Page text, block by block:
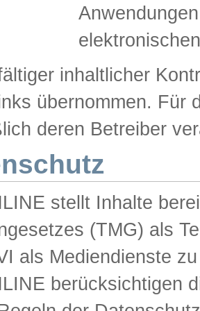
inhaltlicher
übernommen. Für
deren Betreiber
stellt Inhalte
(TMG) als
als Mediendienste
berücksichtigen